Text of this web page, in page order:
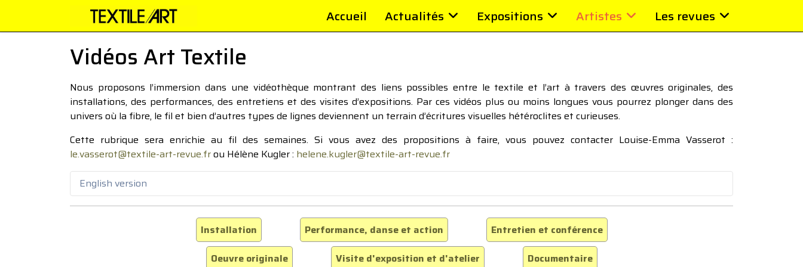
Accueil Actualités Expositions Artistes Les revues
Vidéos Art Textile
Nous proposons l’immersion dans une vidéothèque montrant des liens possibles entre le textile et l’art à travers des œuvres originales, des
installations, des performances, des entretiens et des visites d’expositions. Par ces vidéos plus ou moins longues vous pourrez plonger dans des
univers où la fibre, le fil et bien d’autres types de lignes deviennent un terrain d’écritures visuelles hétéroclites et curieuses.
Cette rubrique sera enrichie au fil des semaines. Si vous avez des propositions à faire, vous pouvez contacter Louise-Emma Vasserot :
le.vasserot@textile-art-revue.frou Hélène Kugler : helene.kugler@textile-art-revue.fr
English version
Installation Performance, danse et action
Entretien et conférence
Oeuvre originale
Visite d'exposition et d'atelier Documentaire